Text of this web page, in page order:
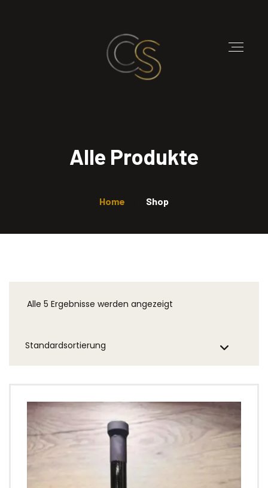
Alle Produkte
Home Shop
Alle 5 Ergebnisse werden angezeigt